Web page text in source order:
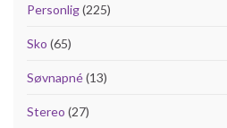
Personlig(225)
Sko (65)
Søvnapné(13)
Stereo (27)